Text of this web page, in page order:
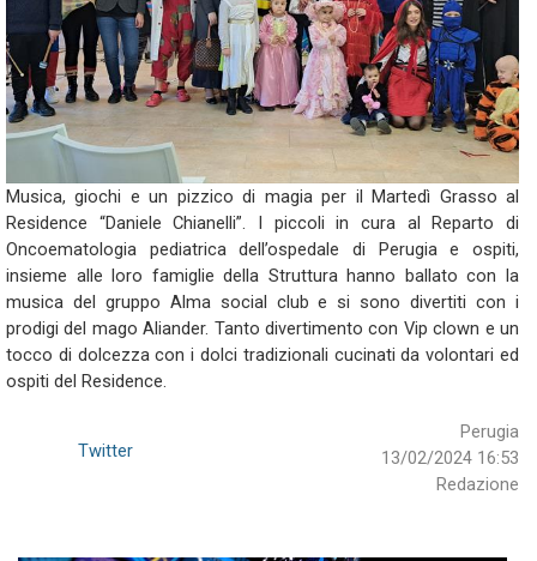
Musica, giochi e un pizzico di magia per il Martedì Grasso al
Residence “Daniele Chianelli”. I piccoli in cura al Reparto di
Oncoematologia pediatrica dell’ospedale di Perugia e ospiti,
insieme alle loro famiglie della Struttura hanno ballato con la
musica del gruppo Alma social club e si sono divertiti con i
prodigi del mago Aliander. Tanto divertimento con Vip clown e un
tocco di dolcezza con i dolci tradizionali cucinati da volontari ed
ospiti del Residence.
Perugia
13/02/2024 16:53
Redazione
Twitter